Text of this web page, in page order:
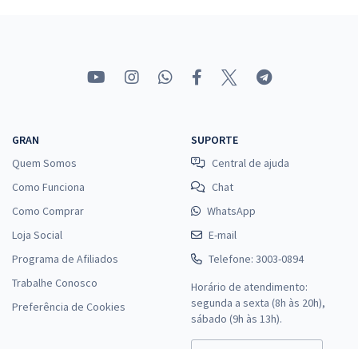
GRAN
Quem Somos
Como Funciona
Como Comprar
Loja Social
Programa de Afiliados
Trabalhe Conosco
Preferência de Cookies
SUPORTE
Central de ajuda
Chat
WhatsApp
E-mail
Telefone: 3003-0894
Horário de atendimento:
segunda a sexta (8h às 20h),
sábado (9h às 13h).